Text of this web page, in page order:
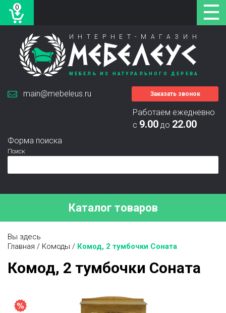
0
ИНТЕРНЕТ-МАГАЗИН
МЕБЕЛЕУС
МЕБЕЛЬ ИЗ НАТУРАЛЬНОГО ДЕРЕВА
Работаем ежедневно
с 9.00 до 22.00
Форма поиска
Поиск
main@mebeleus.ru Заказать звонок
Каталог товаров
Вы здесь
Главная / Комоды / Комод, 2 тумбочки Соната
Комод, 2 тумбочки Соната